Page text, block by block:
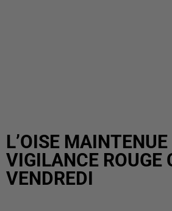
L’OISE MAINTENUE
VIGILANCE ROUGE
VENDREDI